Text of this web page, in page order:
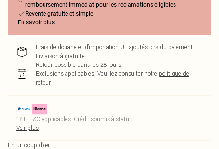
remboursement immédiat pour les réclamations éligibles
Revente gratuite et simple
En savoir plus
Frais de douane et d’importation UE ajoutés lors du paiement.
Livraison à gratuite !
Retour possible dans les 28 jours
Exclusions applicables. Veuillez consulter notre politique de
retour
18+, T&C applicables. Crédit soumis à statut
Voir plus
En un coup d’œil